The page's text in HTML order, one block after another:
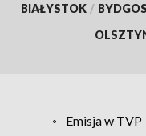
BIAŁYSTOK /
Emisja w TVP